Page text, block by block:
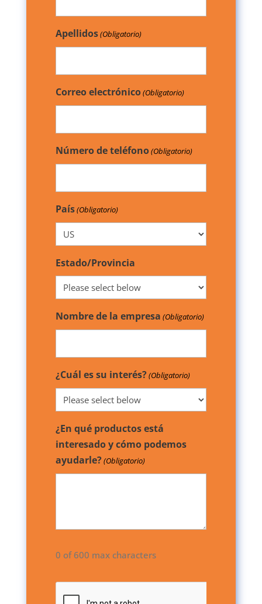
Apellidos(Obligatorio)
Correo electrónico(Obligatorio)
Número de teléfono(Obligatorio)
País(Obligatorio)
Estado/Provincia
Nombre de la empresa (Obligatorio)
¿Cuál es su interés?(Obligatorio)
¿En qué productos está
interesado y cómo podemos
ayudarle?(Obligatorio)
0 of 600 max characters